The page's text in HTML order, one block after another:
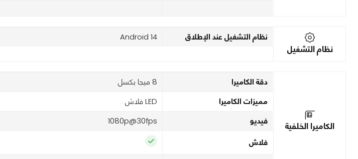
نظام التشغيل
نظام التشغيل عند الإطلاق Android 14
الكاميرا الخلفية
دقة الكاميرا 8 ميجا بكسل
مميزات الكاميرا LED فلاش
فيديو 1080p@30fps
فلاش